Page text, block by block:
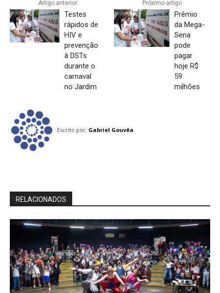
Artigo anterior
Testes
rápidos de
HIV e
prevenção
à DSTs
durante o
carnaval
no Jardim
Próximo artigo
Prêmio
da Mega-
Sena
pode
pagar
hoje R$
59
milhões
Escrito por: Gabriel Gouvêa
RELACIONADOS